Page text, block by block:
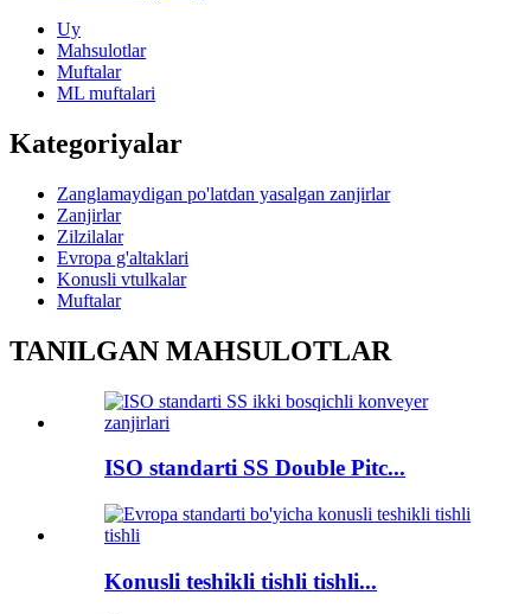
Uy
Mahsulotlar
Muftalar
ML muftalari
Kategoriyalar
Zanglamaydigan po'latdan yasalgan zanjirlar
Zanjirlar
Zilzilalar
Evropa g'altaklari
Konusli vtulkalar
Muftalar
TANILGAN MAHSULOTLAR
ISO standarti SS Double Pitc...
Konusli teshikli tishli tishli...